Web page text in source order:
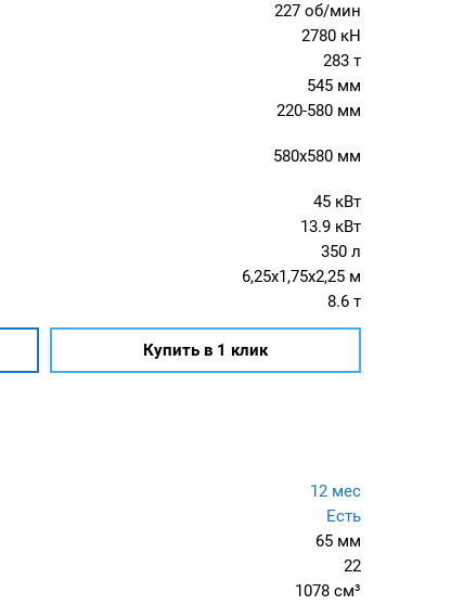
227 об/мин
2780 кН
283 т
545 мм
220-580 мм
580x580 мм
45 кВт
13.9 кВт
350 л
6,25x1,75x2,25 м
8.6 т
Купить в 1 клик
12 мес
Есть
65 мм
22
1078 см³